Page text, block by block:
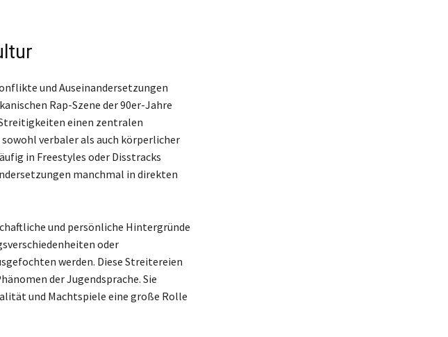
und Auseinandersetzungen
Rap-Szene der 90er-Jahre
einen zentralen
verbaler als auch körperlicher
in Freestyles oder Disstracks
manchmal in direkten
und persönliche Hintergründe
oder
werden. Diese Streitereien
der Jugendsprache. Sie
und Machtspiele eine große Rolle